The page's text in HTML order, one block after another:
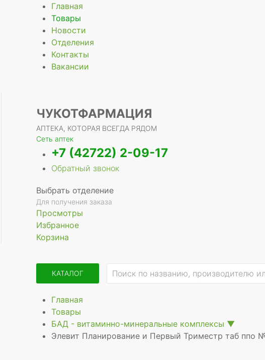
Главная
Товары
Новости
Отделения
Контакты
Вакансии
ЧУКОТФАРМАЦИЯ
АПТЕКА, КОТОРАЯ ВСЕГДА РЯДОМ
Сеть аптек
+7 (42722) 2-09-17
Обратный звонок
Выбрать отделение
Для получения заказа
Просмотры
Избранное
Корзина
КАТАЛОГ
Главная
Товары
БАД - витаминно-минеральные комплексы ▼
Элевит Планирование и Первый Триместр таб ппо